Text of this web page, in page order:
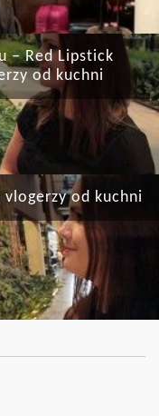
– Red Lipstick
od kuchni
vlogerzy od kuchni